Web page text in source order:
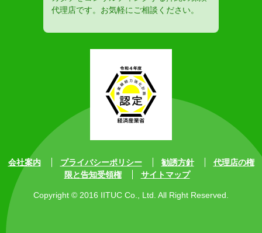
代理店です。お気軽にご相談ください。
会社案内 プライバシーポリシー 勧誘方針
代理店の権
限と告知受領権
サイトマップ
Copyright © 2016 IITUC Co., Ltd. All Right Reserved.